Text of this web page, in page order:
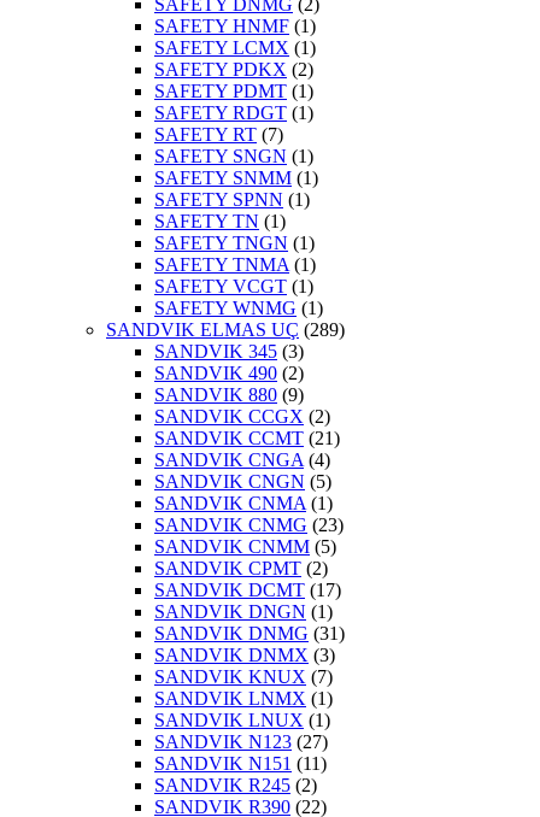
SAFETY DNMG (2)
SAFETY HNMF (1)
SAFETY LCMX (1)
SAFETY PDKX (2)
SAFETY PDMT (1)
SAFETY RDGT (1)
SAFETY RT (7)
SAFETY SNGN (1)
SAFETY SNMM (1)
SAFETY SPNN (1)
SAFETY TN (1)
SAFETY TNGN (1)
SAFETY TNMA (1)
SAFETY VCGT (1)
SAFETY WNMG (1)
SANDVIK ELMAS UÇ (289)
SANDVIK 345 (3)
SANDVIK 490 (2)
SANDVIK 880 (9)
SANDVIK CCGX (2)
SANDVIK CCMT (21)
SANDVIK CNGA (4)
SANDVIK CNGN (5)
SANDVIK CNMA (1)
SANDVIK CNMG (23)
SANDVIK CNMM (5)
SANDVIK CPMT (2)
SANDVIK DCMT (17)
SANDVIK DNGN (1)
SANDVIK DNMG (31)
SANDVIK DNMX (3)
SANDVIK KNUX (7)
SANDVIK LNMX (1)
SANDVIK LNUX (1)
SANDVIK N123 (27)
SANDVIK N151 (11)
SANDVIK R245 (2)
SANDVIK R390 (22)